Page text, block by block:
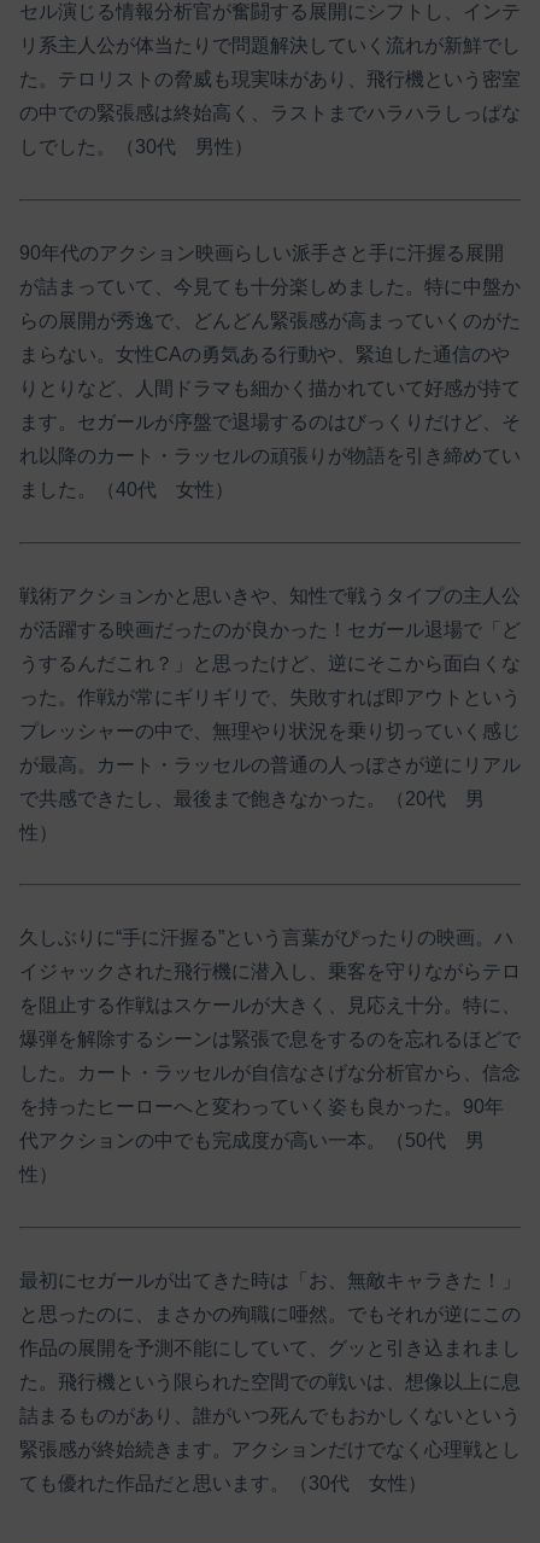
セル演じる情報分析官が奮闘する展開にシフトし、インテ
リ系主人公が体当たりで問題解決していく流れが新鮮でし
た。テロリストの脅威も現実味があり、飛行機という密室
の中での緊張感は終始高く、ラストまでハラハラしっぱな
しでした。（30代 男性）
90年代のアクション映画らしい派手さと手に汗握る展開
が詰まっていて、今見ても十分楽しめました。特に中盤か
らの展開が秀逸で、どんどん緊張感が高まっていくのがた
まらない。女性CAの勇気ある行動や、緊迫した通信のや
りとりなど、人間ドラマも細かく描かれていて好感が持て
ます。セガールが序盤で退場するのはびっくりだけど、そ
れ以降のカート・ラッセルの頑張りが物語を引き締めてい
ました。（40代 女性）
戦術アクションかと思いきや、知性で戦うタイプの主人公
が活躍する映画だったのが良かった！セガール退場で「ど
うするんだこれ？」と思ったけど、逆にそこから面白くな
った。作戦が常にギリギリで、失敗すれば即アウトという
プレッシャーの中で、無理やり状況を乗り切っていく感じ
が最高。カート・ラッセルの普通の人っぽさが逆にリアル
で共感できたし、最後まで飽きなかった。（20代 男
性）
久しぶりに“手に汗握る”という言葉がぴったりの映画。ハ
イジャックされた飛行機に潜入し、乗客を守りながらテロ
を阻止する作戦はスケールが大きく、見応え十分。特に、
爆弾を解除するシーンは緊張で息をするのを忘れるほどで
した。カート・ラッセルが自信なさげな分析官から、信念
を持ったヒーローへと変わっていく姿も良かった。90年
代アクションの中でも完成度が高い一本。（50代 男
性）
最初にセガールが出てきた時は「お、無敵キャラきた！」
と思ったのに、まさかの殉職に唖然。でもそれが逆にこの
作品の展開を予測不能にしていて、グッと引き込まれまし
た。飛行機という限られた空間での戦いは、想像以上に息
詰まるものがあり、誰がいつ死んでもおかしくないという
緊張感が終始続きます。アクションだけでなく心理戦とし
ても優れた作品だと思います。（30代 女性）